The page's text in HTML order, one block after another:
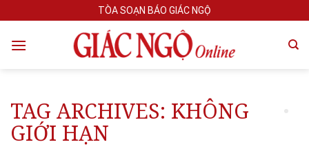
to
content
TÒA SOẠN BÁO GIÁC NGỘ
TAG ARCHIVES: KHÔNG
GIỚI HẠN